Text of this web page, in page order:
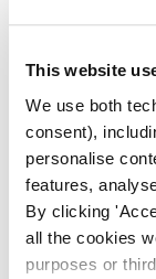
This website
We use both
consent),
personalise
features,
By clicking
all the cookies
purposes or